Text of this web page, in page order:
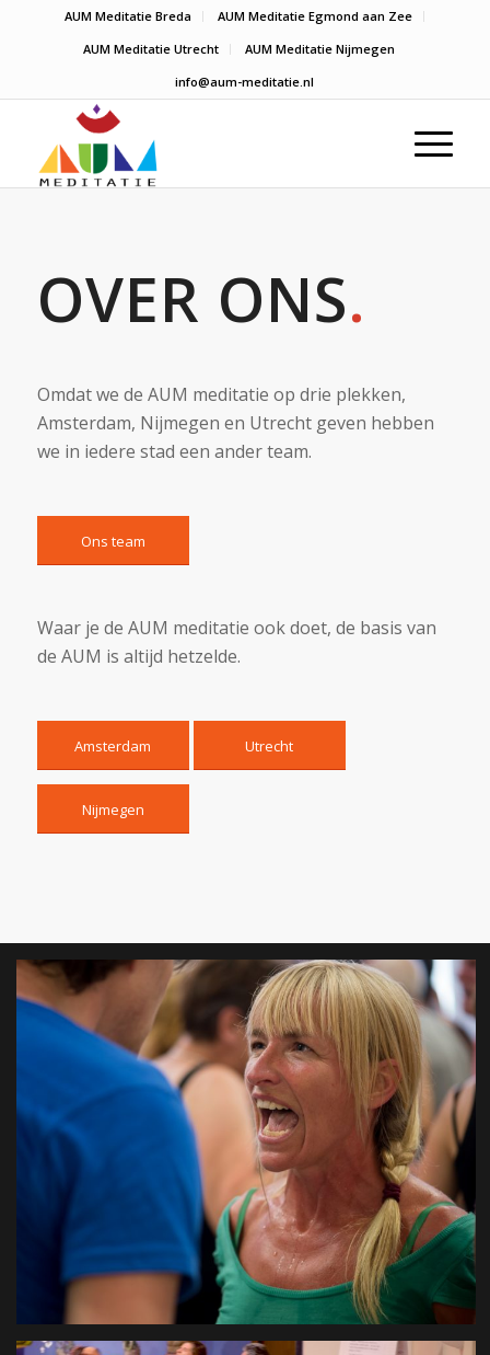
AUM Meditatie Breda
AUM Meditatie Egmond aan Zee
AUM Meditatie Utrecht
AUM Meditatie Nijmegen
info@aum-meditatie.nl
OVER ONS.
Omdat we de AUM meditatie op drie plekken,
Amsterdam, Nijmegen en Utrecht geven hebben
we in iedere stad een ander team.
Ons team
Waar je de AUM meditatie ook doet, de basis van
de AUM is altijd hetzelde.
Amsterdam Utrecht
Nijmegen